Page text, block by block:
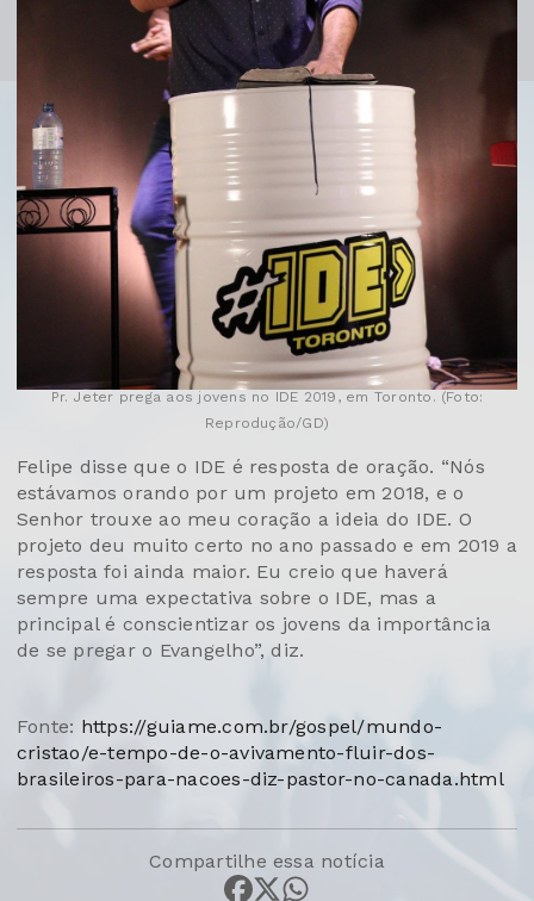
Pr. Jeter prega aos jovens no IDE 2019, em Toronto. (Foto:
Reprodução/GD)
Felipe disse que o IDE é resposta de oração. “Nós
estávamos orando por um projeto em 2018, e o
Senhor trouxe ao meu coração a ideia do IDE. O
projeto deu muito certo no ano passado e em 2019 a
resposta foi ainda maior. Eu creio que haverá
sempre uma expectativa sobre o IDE, mas a
principal é conscientizar os jovens da importância
de se pregar o Evangelho”, diz.
Fonte: https://guiame.com.br/gospel/mundo-
cristao/e-tempo-de-o-avivamento-fluir-dos-
brasileiros-para-nacoes-diz-pastor-no-canada.html
Compartilhe essa notícia